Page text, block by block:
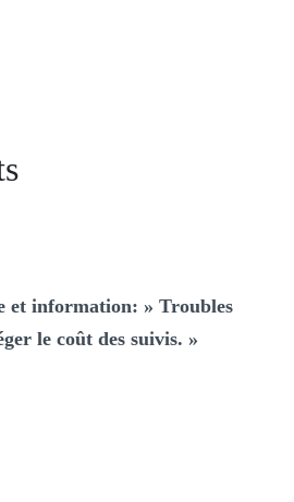
et information: » Troubles
le coût des suivis. »